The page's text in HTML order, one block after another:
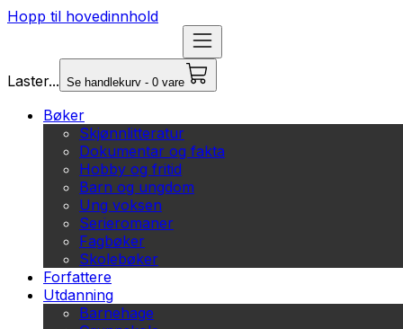
Hopp til hovedinnhold
Laster... Se handlekurv - 0 vare
Bøker
Skjønnlitteratur
Dokumentar og fakta
Hobby og fritid
Barn og ungdom
Ung voksen
Serieromaner
Fagbøker
Skolebøker
Forfattere
Utdanning
Barnehage